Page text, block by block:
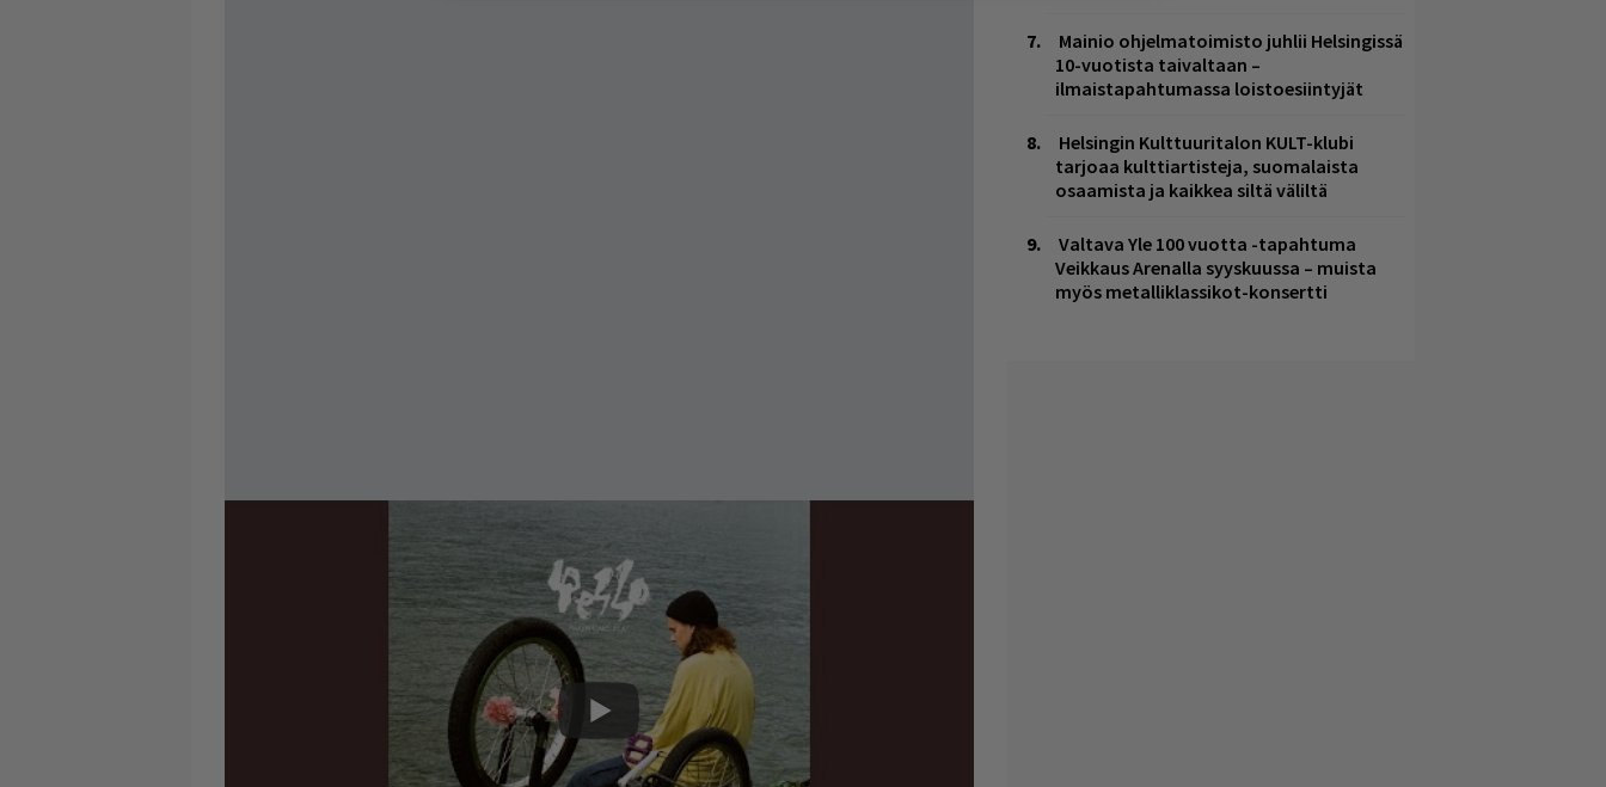
Mainio ohjelmatoimisto juhlii Helsingissä
10-vuotista taivaltaan –
ilmaistapahtumassa loistoesiintyjät
Helsingin Kulttuuritalon KULT-klubi
tarjoaa kulttiartisteja, suomalaista
osaamista ja kaikkea siltä väliltä
Valtava Yle 100 vuotta -tapahtuma
Veikkaus Arenalla syyskuussa – muista
myös metalliklassikot-konsertti